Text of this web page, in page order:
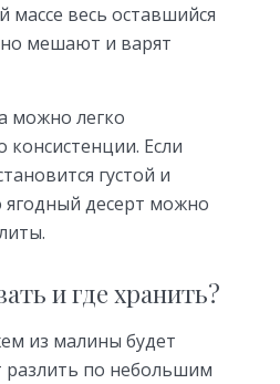
массе весь оставшийся
мешают и варят
можно легко
консистенции. Если
густой и
десерт можно
и где хранить?
из малины будет
разлить по небольшим